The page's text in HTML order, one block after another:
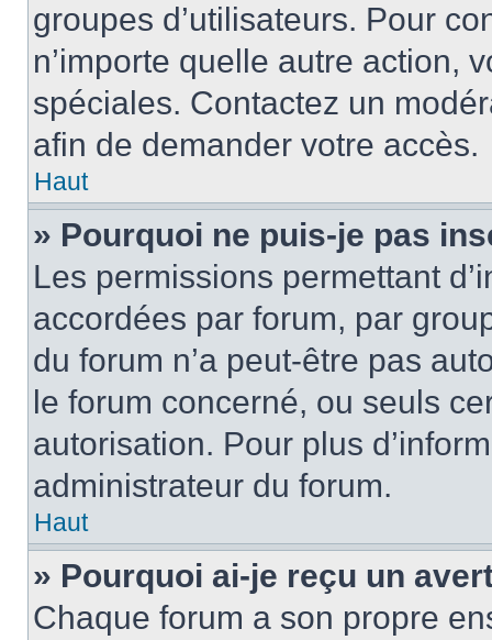
groupes d’utilisateurs. Pour
n’importe quelle autre action,
spéciales. Contactez un
afin de demander votre accès.
Haut
» Pourquoi ne puis-je pas
Les permissions permettant
accordées par forum, par
du forum n’a peut-être pas
le forum concerné, ou seuls
autorisation. Pour plus
administrateur du forum.
Haut
» Pourquoi ai-je reçu un
Chaque forum a son propre